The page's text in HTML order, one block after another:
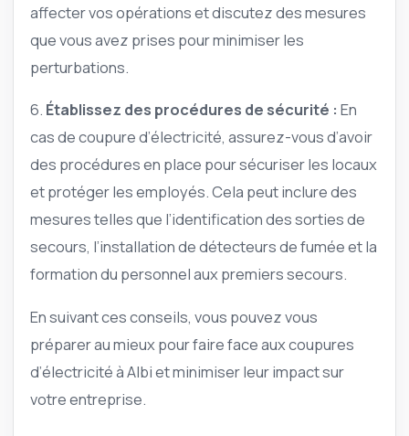
affecter vos opérations et discutez des mesures
que vous avez prises pour minimiser les
perturbations.
6. Établissez des procédures de sécurité : En
cas de coupure d’électricité, assurez-vous d’avoir
des procédures en place pour sécuriser les locaux
et protéger les employés. Cela peut inclure des
mesures telles que l’identification des sorties de
secours, l’installation de détecteurs de fumée et la
formation du personnel aux premiers secours.
En suivant ces conseils, vous pouvez vous
préparer au mieux pour faire face aux coupures
d’électricité à Albi et minimiser leur impact sur
votre entreprise.